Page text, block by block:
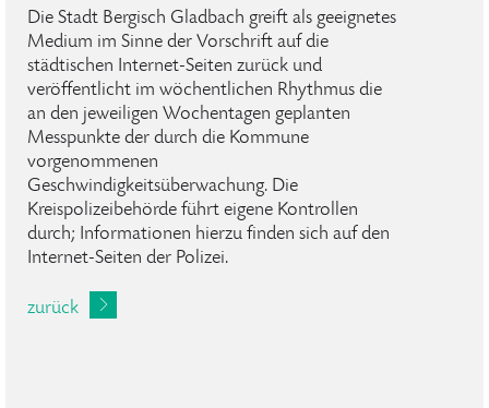
Die Stadt Bergisch Gladbach greift als geeignetes
Medium im Sinne der Vorschrift auf die
städtischen Internet-Seiten zurück und
veröffentlicht im wöchentlichen Rhythmus die
an den jeweiligen Wochentagen geplanten
Messpunkte der durch die Kommune
vorgenommenen
Geschwindigkeitsüberwachung. Die
Kreispolizeibehörde führt eigene Kontrollen
durch; Informationen hierzu finden sich auf den
Internet-Seiten der Polizei.
zurück